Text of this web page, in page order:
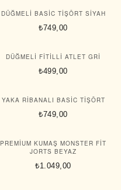
DÜĞMELI BASIC TIŞÖRT SIYAH
₺749,00
DÜĞMELI FITILLI ATLET GRI
₺499,00
YAKA RIBANALI BASIC TIŞÖRT
₺749,00
PREMIUM KUMAŞ MONSTER FIT
JORTS BEYAZ
₺1.049,00